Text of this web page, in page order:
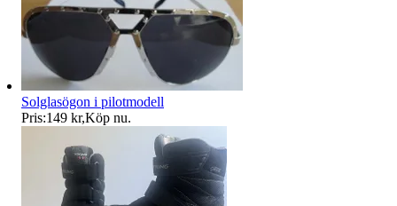
Solglasögon i pilotmodell
Pris:149 kr,Köp nu.